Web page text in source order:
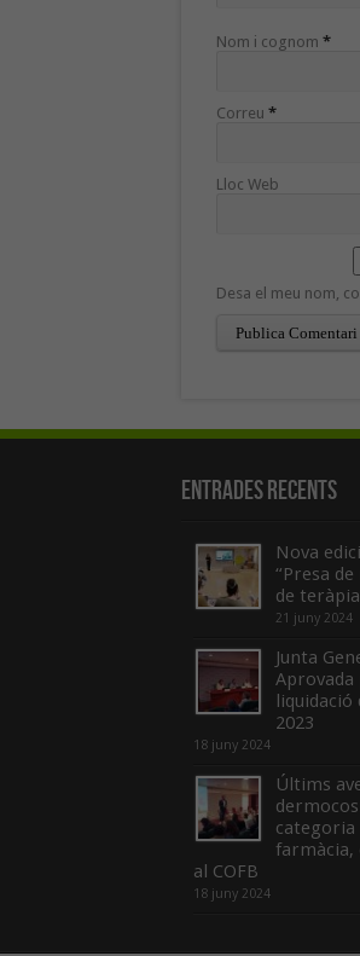
Nom i cognom *
Correu *
Lloc Web
Desa el meu nom,
Entrades recents
Nova
“Presa
de
21 juny 2024
Junta
liquidació
2023
18 juny 2024
Últims
categoria
farmàcia,
al COFB
18 juny 2024